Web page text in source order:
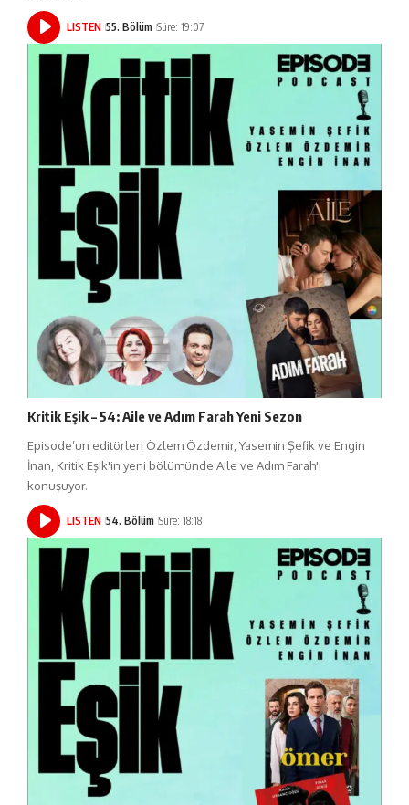
LISTEN 55. Bölüm Süre: 19:07
Kritik Eşik – 54: Aile ve Adım Farah Yeni Sezon
Episode’un editörleri Özlem Özdemir, Yasemin Şefik ve Engin
İnan, Kritik Eşik'in yeni bölümünde Aile ve Adım Farah'ı
konuşuyor.
LISTEN 54. Bölüm Süre: 18:18